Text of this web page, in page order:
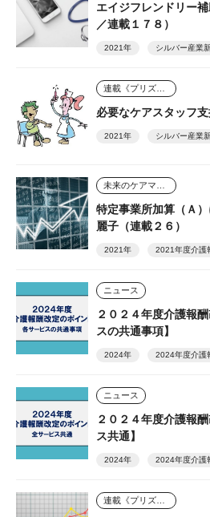
エイジフレンドリー
／連載１７８）
2021年 シルバー産業
必要なケアスタッフ
2021年 シルバー産業
特定事業所加算（Ａ
麗子（連載２６）
2021年 2021年度介護
ニュース
２０２４年度介護報
スの共通事項】
2024年 2024年度介護
ニュース
２０２４年度介護報
ス共通】
2024年 2024年度介護